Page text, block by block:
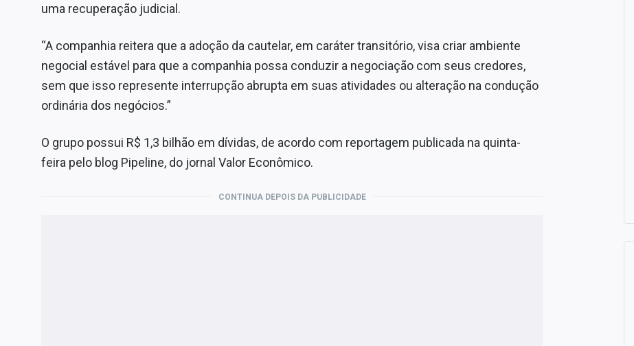
uma recuperação judicial.
“A companhia reitera que a adoção da cautelar, em caráter transitório, visa criar ambiente
negocial estável para que a companhia possa conduzir a negociação com seus credores,
sem que isso represente interrupção abrupta em suas atividades ou alteração na condução
ordinária dos negócios.”
O grupo possui R$ 1,3 bilhão em dívidas, de acordo com reportagem publicada na quinta-
feira pelo blog Pipeline, do jornal Valor Econômico.
CONTINUA DEPOIS DA PUBLICIDADE